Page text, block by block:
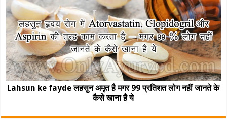
Lahsun ke fayde लहसुन अमृत है मगर 99 प्रतिशत लोग नहीं जानते के
कैसे खाना है ये